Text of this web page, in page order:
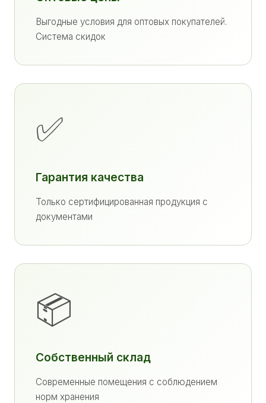
Выгодные условия для оптовых покупателей.
Система скидок
✅
Гарантия качества
Только сертифицированная продукция с
документами
📦
Собственный склад
Современные помещения с соблюдением
норм хранения